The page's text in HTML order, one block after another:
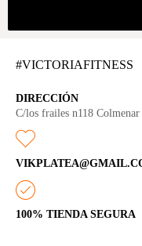
#VICTORIAFITNESS
DIRECCIÓN
C/los frailes n118
100% TIENDA SEGURA